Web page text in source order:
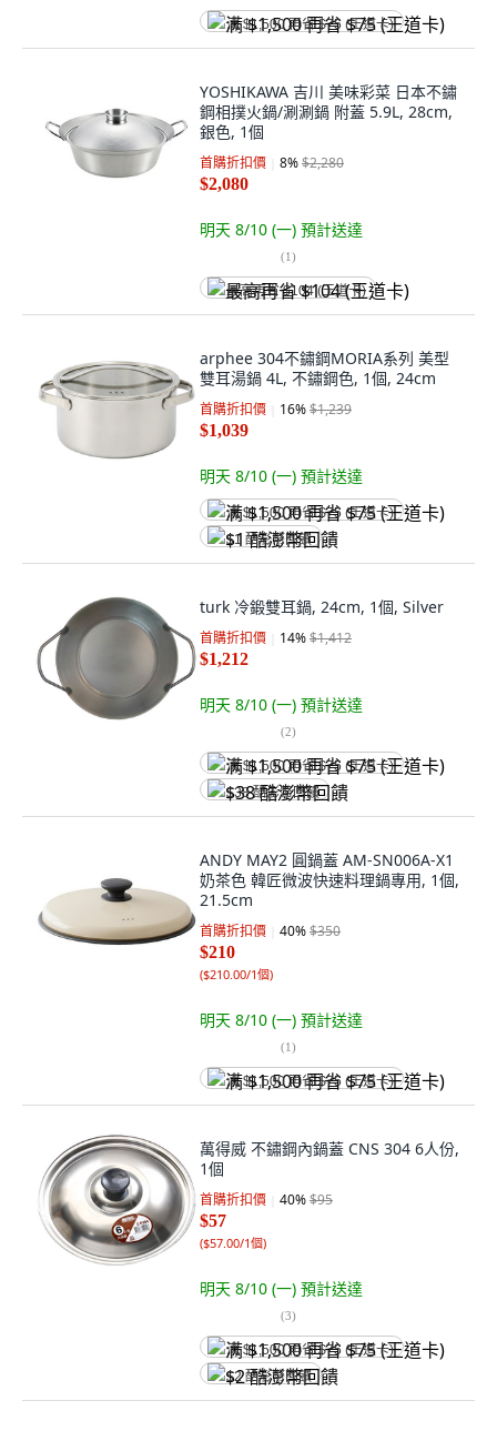
满 $1,500 再省 $75 (王道卡)
YOSHIKAWA 吉川 美味彩菜 日本不鏽
鋼相撲火鍋/涮涮鍋 附蓋 5.9L, 28cm,
銀色, 1個
首購折扣價 8%$2,280
$2,080
明天 8/10 (一) 預計送達
(1)
最高再省 $104 (王道卡)
arphee 304不鏽鋼MORIA系列 美型
雙耳湯鍋 4L, 不鏽鋼色, 1個, 24cm
首購折扣價 16%$1,239
$1,039
明天 8/10 (一) 預計送達
满 $1,500 再省 $75 (王道卡)
$1 酷澎幣回饋
turk 冷鍛雙耳鍋, 24cm, 1個, Silver
首購折扣價 14%$1,412
$1,212
明天 8/10 (一) 預計送達
(2)
满 $1,500 再省 $75 (王道卡)
$38 酷澎幣回饋
ANDY MAY2 圓鍋蓋 AM-SN006A-X1
奶茶色 韓匠微波快速料理鍋專用, 1個,
21.5cm
首購折扣價 40%$350
$210
($210.00/1個)
明天 8/10 (一) 預計送達
(1)
满 $1,500 再省 $75 (王道卡)
萬得威 不鏽鋼內鍋蓋 CNS 304 6人份,
1個
首購折扣價 40%$95
$57
($57.00/1個)
明天 8/10 (一) 預計送達
(3)
满 $1,500 再省 $75 (王道卡)
$2 酷澎幣回饋